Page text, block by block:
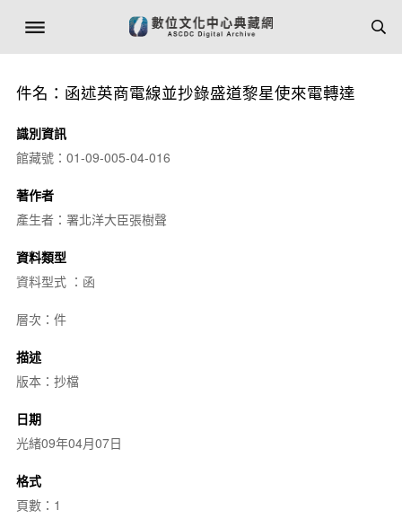
件名：函述英商電線並抄錄盛道黎星使來電轉達
識別資訊
館藏號：01-09-005-04-016
著作者
產生者：署北洋大臣張樹聲
資料類型
資料型式 ：函
層次：件
描述
版本：抄檔
日期
光緒09年04月07日
格式
頁數：1